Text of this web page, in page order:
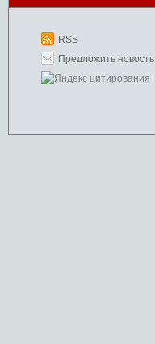
RSS
Предложить новость